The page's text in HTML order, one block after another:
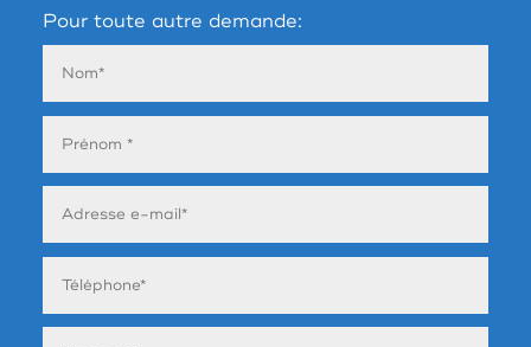
Pour toute autre demande: